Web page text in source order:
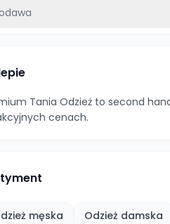
Tania Odzież to second
cenach.
męska Odzież damska